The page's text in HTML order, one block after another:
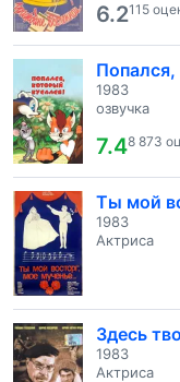
6.2115
1983
озвучка
7.48 873
Ты мой
1983
Актриса
Здесь
1983
Актриса